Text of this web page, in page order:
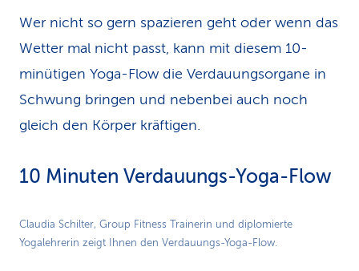
Wer nicht so gern spazieren geht oder wenn das
Wetter mal nicht passt, kann mit diesem 10-
minütigen Yoga-Flow die Verdauungsorgane in
Schwung bringen und nebenbei auch noch
gleich den Körper kräftigen.
10 Minuten Verdauungs-Yoga-Flow
Play
Video
Claudia Schilter, Group Fitness Trainerin und diplomierte
Yogalehrerin zeigt Ihnen den Verdauungs-Yoga-Flow.